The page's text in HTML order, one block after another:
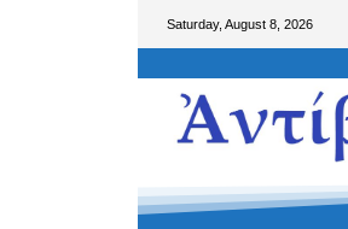
Saturday, August 8, 2026